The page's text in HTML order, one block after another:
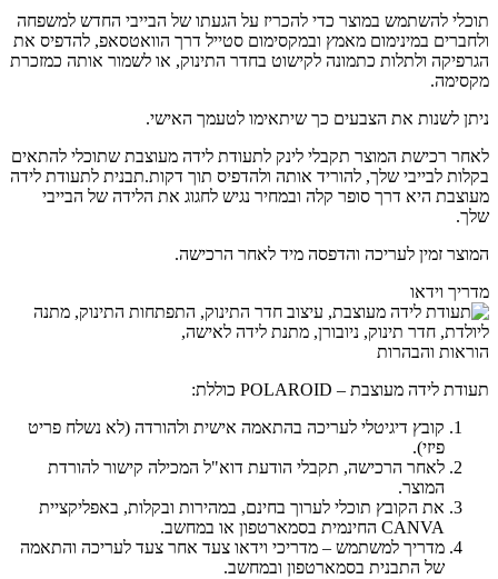
תוכלי להשתמש במוצר כדי להכריז על הגעתו של הבייבי החדש למשפחה
ולחברים במינימום מאמץ ובמקסימום סטייל דרך הוואטסאפ, להדפיס את
הגרפיקה ולתלות כתמונה לקישוט בחדר התינוק, או לשמור אותה כמזכרת
מקסימה.
ניתן לשנות את הצבעים כך שיתאימו לטעמך האישי.
לאחר רכישת המוצר תקבלי לינק לתעודת לידה מעוצבת שתוכלי להתאים
בקלות לבייבי שלך, להוריד אותה ולהדפיס תוך דקות.תבנית לתעודת לידה
מעוצבת היא דרך סופר קלה ובמחיר נגיש לחגוג את הלידה של הבייבי
שלך.
המוצר זמין לעריכה והדפסה מיד לאחר הרכישה.
מדריך וידאו
הוראות והבהרות
תעודת לידה מעוצבת – POLAROID כוללת:
קובץ דיגיטלי לעריכה בהתאמה אישית ולהורדה (לא נשלח פריט
פיזי).
לאחר הרכישה, תקבלי הודעת דוא"ל המכילה קישור להורדת
המוצר.
את הקובץ תוכלי לערוך בחינם, במהירות ובקלות, באפליקציית
CANVA החינמית בסמארטפון או במחשב.
מדריך למשתמש – מדריכי וידאו צעד אחר צעד לעריכה והתאמה
של התבנית בסמארטפון ובמחשב.